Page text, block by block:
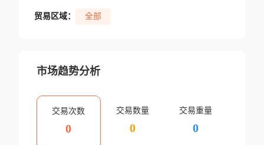
贸易区域： 全部
市场趋势分析
交易次数
0
交易数量
0
交易重量
0